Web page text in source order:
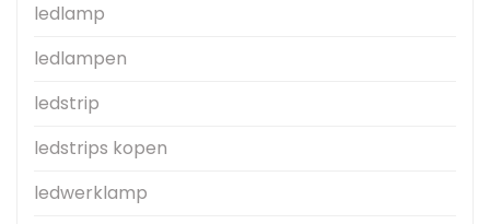
ledlamp
ledlampen
ledstrip
ledstrips kopen
ledwerklamp